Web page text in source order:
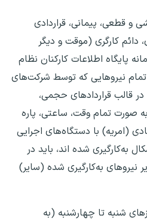
و قطعی، پیمانی، قراردادی
دائم کارگری (موقت و دیگر
پایگاه اطلاعات کارکنان نظام
تمام نیروهایی که توسط ‌شرکت‌های
در قالب قراردادهای حجمی،
صورت تمام وقت، ساعتی، پاره
(امریه) با دستگاه‌های اجرایی
به‌کارگیری شده اند، باید در
نیروهای به‌کارگیری شده (سایر)
شنبه تا چهارشنبه (به